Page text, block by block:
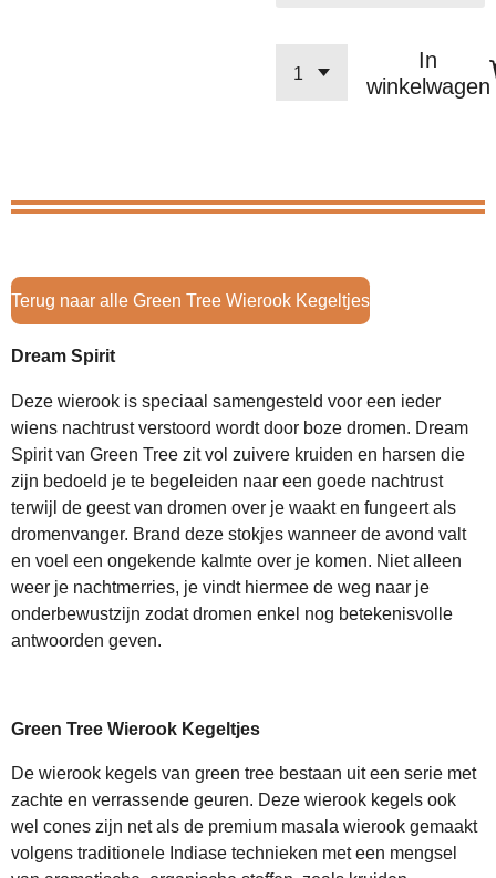
In
winkelwagen
Terug naar alle Green Tree Wierook Kegeltjes
Dream Spirit
Deze wierook is speciaal samengesteld voor een ieder
wiens nachtrust verstoord wordt door boze dromen. Dream
Spirit van Green Tree zit vol zuivere kruiden en harsen die
zijn bedoeld je te begeleiden naar een goede nachtrust
terwijl de geest van dromen over je waakt en fungeert als
dromenvanger. Brand deze stokjes wanneer de avond valt
en voel een ongekende kalmte over je komen. Niet alleen
weer je nachtmerries, je vindt hiermee de weg naar je
onderbewustzijn zodat dromen enkel nog betekenisvolle
antwoorden geven.
Green Tree Wierook Kegeltjes
De wierook kegels van green tree bestaan uit een serie met
zachte en verrassende geuren. Deze wierook kegels ook
wel cones zijn net als de premium masala wierook gemaakt
volgens traditionele Indiase technieken met een mengsel